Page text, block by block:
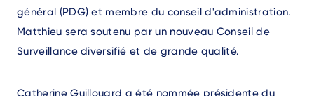
général (PDG) et membre du conseil d'administration.
Matthieu sera soutenu par un nouveau Conseil de
Surveillance diversifié et de grande qualité.
Catherine Guillouard a été nommée présidente du